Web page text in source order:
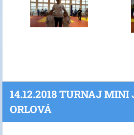
14.12.2018 TURNAJ MINI
ORLOVÁ